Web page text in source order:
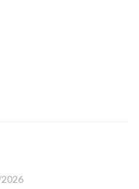
2026